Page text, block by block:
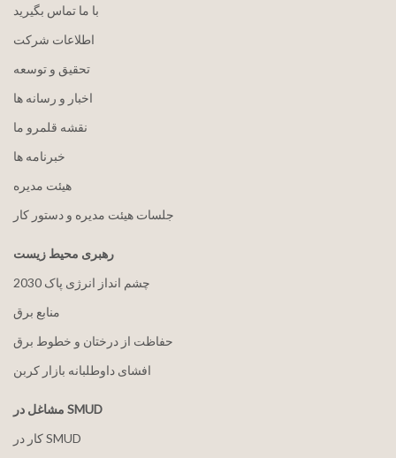
با ما تماس بگیرید
اطلاعات شرکت
تحقیق و توسعه
اخبار و رسانه ها
نقشه قلمرو ما
خبرنامه ها
هيئت مدیره
جلسات هیئت مدیره و دستور کار
رهبری محیط زیست
2030 چشم انداز انرژی پاک
منابع برق
حفاظت از درختان و خطوط برق
افشای داوطلبانه بازار کربن
مشاغل در SMUD
کار در SMUD